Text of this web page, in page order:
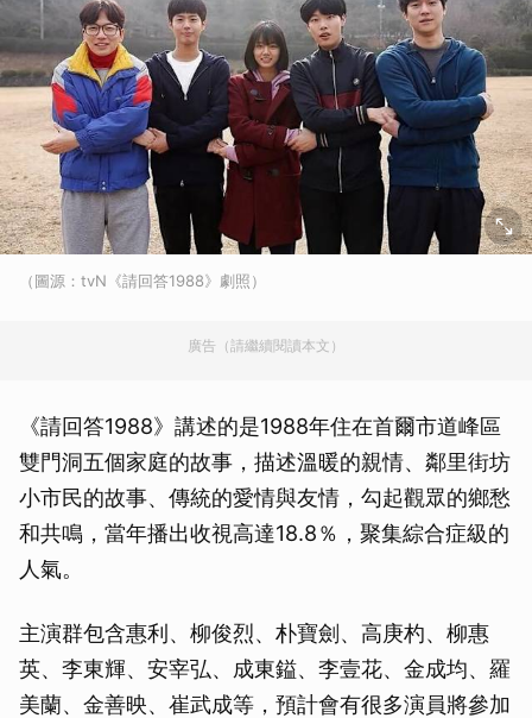
（圖源：tvN《請回答1988》劇照）
廣告（請繼續閱讀本文）
《請回答1988》講述的是1988年住在首爾市道峰區
雙門洞五個家庭的故事，描述溫暖的親情、鄰里街坊
小市民的故事、傳統的愛情與友情，勾起觀眾的鄉愁
和共鳴，當年播出收視高達18.8％，聚集綜合症級的
人氣。
主演群包含惠利、柳俊烈、朴寶劍、高庚杓、柳惠
英、李東輝、安宰弘、成東鎰、李壹花、金成均、羅
美蘭、金善映、崔武成等，預計會有很多演員將參加